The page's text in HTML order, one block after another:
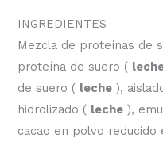
INGREDIENTES
Mezcla de proteínas de
proteína de suero (
de suero ( leche ),
hidrolizado ( leche ),
cacao en polvo reducido